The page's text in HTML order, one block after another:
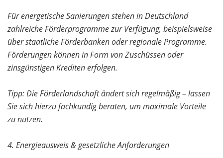
Für energetische Sanierungen stehen in Deutschland
zahlreiche Förderprogramme zur Verfügung, beispielsweise
über staatliche Förderbanken oder regionale Programme.
Förderungen können in Form von Zuschüssen oder
zinsgünstigen Krediten erfolgen.
Tipp: Die Förderlandschaft ändert sich regelmäßig – lassen
Sie sich hierzu fachkundig beraten, um maximale Vorteile
zu nutzen.
4. Energieausweis & gesetzliche Anforderungen